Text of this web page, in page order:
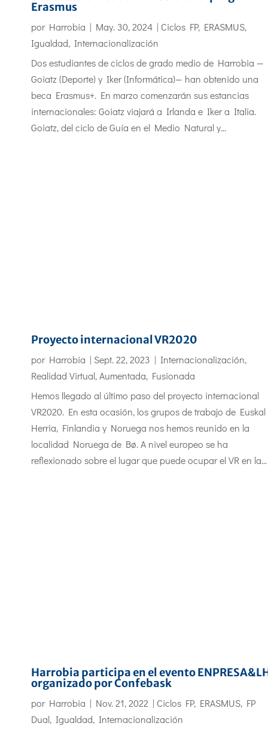
Erasmus
por Harrobia | May. 30, 2024 | Ciclos FP, ERASMUS,
Igualdad, Internacionalización
Dos estudiantes de ciclos de grado medio de Harrobia —
Goiatz (Deporte) y Iker (Informática)— han obtenido una
beca Erasmus+. En marzo comenzarán sus estancias
internacionales: Goiatz viajará a Irlanda e Iker a Italia.
Goiatz, del ciclo de Guía en el Medio Natural y...
Proyecto internacional VR2020
por Harrobia | Sept. 22, 2023 | Internacionalización,
Realidad Virtual, Aumentada, Fusionada
Hemos llegado al último paso del proyecto internacional
VR2020. En esta ocasión, los grupos de trabajo de Euskal
Herria, Finlandia y Noruega nos hemos reunido en la
localidad Noruega de Bø. A nivel europeo se ha
reflexionado sobre el lugar que puede ocupar el VR en la...
Harrobia participa en el evento
organizado por Confebask
por Harrobia | Nov. 21, 2022 | Ciclos FP, ERASMUS, FP
Dual, Igualdad, Internacionalización